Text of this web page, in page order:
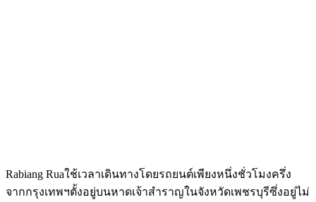
Rabiang Ruaใช้เวลาเดินทางโดยรถยนต์เพียงหนึ่งชั่วโมงครึ่ง
จากกรุงเทพฯตั้งอยู่บนหาดเจ้าสำราญในจังหวัดเพชรบุรีซึ่งอยู่ไม่